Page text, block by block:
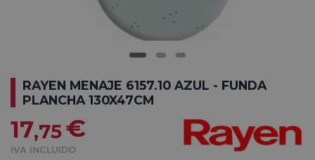
RAYEN MENAJE 6157.10 AZUL - FUNDA
PLANCHA 130X47CM
17,75€
IVA INCLUIDO